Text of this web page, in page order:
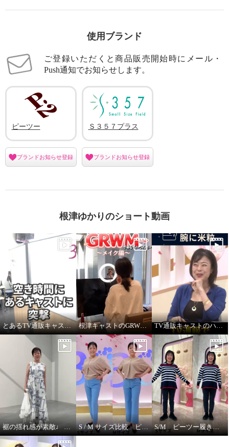
使用ブランド
ご登録いただくと商品販売開始時にメール・
Push通知でお知らせします。
ピーツー
ブランドお知らせ登録
Ｓ３５７プラス
ブランドお知らせ登録
根津ゆかりのショート動画
とあるTV通販キャストの髪型 根津キャストのGRWM～バブルファンデ紹介します！
裾の揺れ感が素敵♩ ハヤマブリーズ ワンピース S / M サイズ比較 ピーツー S/M ピーツー履き比べ